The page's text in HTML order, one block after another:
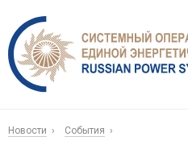
Новости События